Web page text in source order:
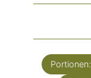
Portionen: